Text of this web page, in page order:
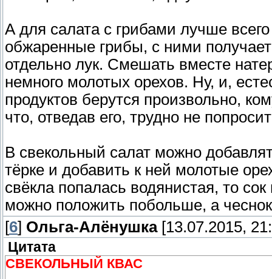
А для салата с грибами лучше
обжаренные грибы, с ними
отдельно лук. Смешать вместе
немного молотых орехов. Ну, и,
продуктов берутся произвольно,
что, отведав его, трудно не
В свекольный салат можно
тёрке и добавить к ней молотые
свёкла попалась водянистая, то
можно положить побольше, а
[6] Ольга-Алёнушка[13.07.2015,
Цитата
СВЕКОЛЬНЫЙ КВАС